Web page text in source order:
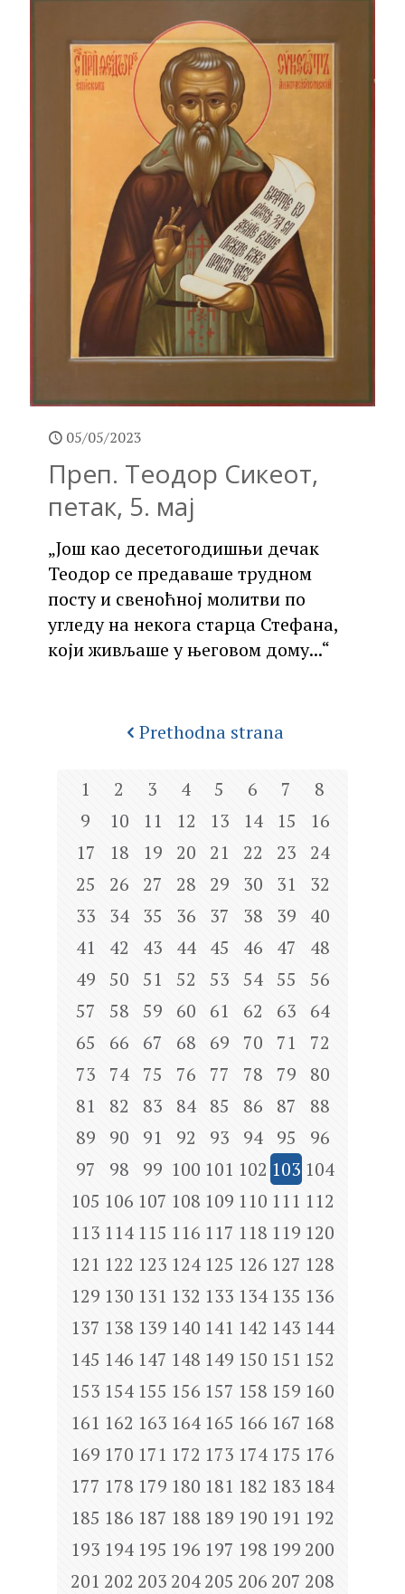
05/05/2023
Преп. Теодор Сикеот,
петак, 5. мај
„Још као десетогодишњи дечак
Теодор се предаваше трудном
посту и свеноћној молитви по
угледу на некога старца Стефана,
који живљаше у његовом дому...“
Prethodna strana
1 2 3 4 5 6 7
8
9
10 11 12 13 14 15
16
17
18 19 20 21 22 23
24
25
26 27 28 29 30 31
32
33
34 35 36 37 38 39
40
41
42 43 44 45 46 47
48
49
50 51 52 53 54 55
56
57
58 59 60 61 62 63
64
65
66 67 68 69 70 71
72
73
74 75 76 77 78 79
80
81
82 83 84 85 86 87
88
89
90 91 92 93 94 95
96
97
98 99 100 101 102 103 104
105 106 107 108 109 110 111 112
113 114 115 116 117 118 119 120
121 122 123 124 125 126 127 128
129 130 131 132 133 134 135 136
137 138 139 140 141 142 143 144
145 146 147 148 149 150 151 152
153 154 155 156 157 158 159 160
161 162 163 164 165 166 167 168
169 170 171 172 173 174 175 176
177 178 179 180 181 182 183 184
185 186 187 188 189 190 191 192
193 194 195 196 197 198 199 200
201 202 203 204205 206 207 208